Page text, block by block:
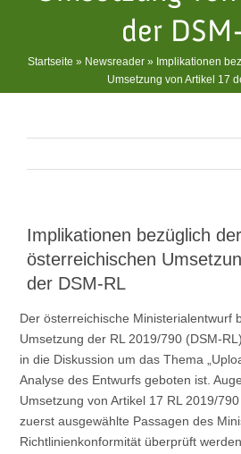
der
Startseite » Newsreader» Implikationen
Umsetzung von Artikel 17
Implikationen bezüglich der
österreichischen
der DSM-RL
Der österreichische Ministerialentwurf
Umsetzung der RL 2019/790 (DSM-
in die Diskussion um das Thema
Analyse des Entwurfs geboten ist.
Umsetzung von Artikel 17 RL 2019/
zuerst ausgewählte Passagen des
Richtlinienkonformität überprüft